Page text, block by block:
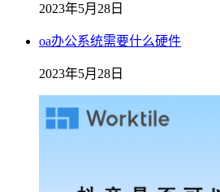
2023年5月28日
oa办公系统需要什么硬件
2023年5月28日